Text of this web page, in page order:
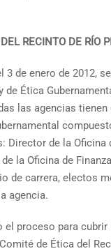
RECINTO DE RÍO
3 de enero de 2012,
Ética
las agencias
Director de la Oficina
la Oficina de
de carrera, electos
agencia.
el proceso para
de Ética del